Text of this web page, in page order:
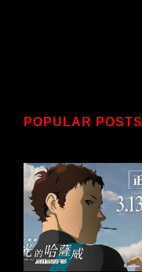
POPULAR POSTS